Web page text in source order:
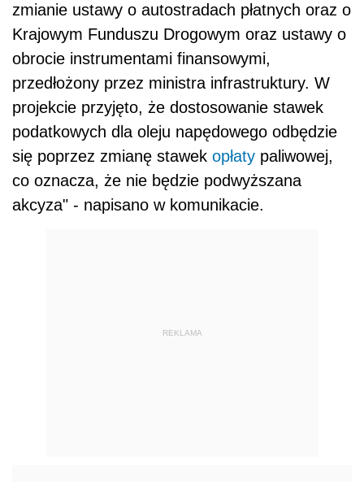
zmianie ustawy o autostradach płatnych oraz o
Krajowym Funduszu Drogowym oraz ustawy o
obrocie instrumentami finansowymi,
przedłożony przez ministra infrastruktury. W
projekcie przyjęto, że dostosowanie stawek
podatkowych dla oleju napędowego odbędzie
się poprzez zmianę stawek opłaty paliwowej,
co oznacza, że nie będzie podwyższana
akcyza" - napisano w komunikacie.
REKLAMA